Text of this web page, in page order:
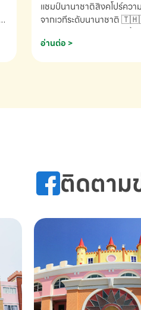
2569 ณ ประเทศสิงค
แชมป์นานาชาติสิงคโปร์ควา
จากเวทีระดับนานาชาติ
K3 โรงเรียนโชคชัยกระบี่ จ.กร
AND MENTAL
Arithmetic Competition
โรงเรียนโชคชัยกระบี่-สอบ
อ่านต่อ >
ติดตาม